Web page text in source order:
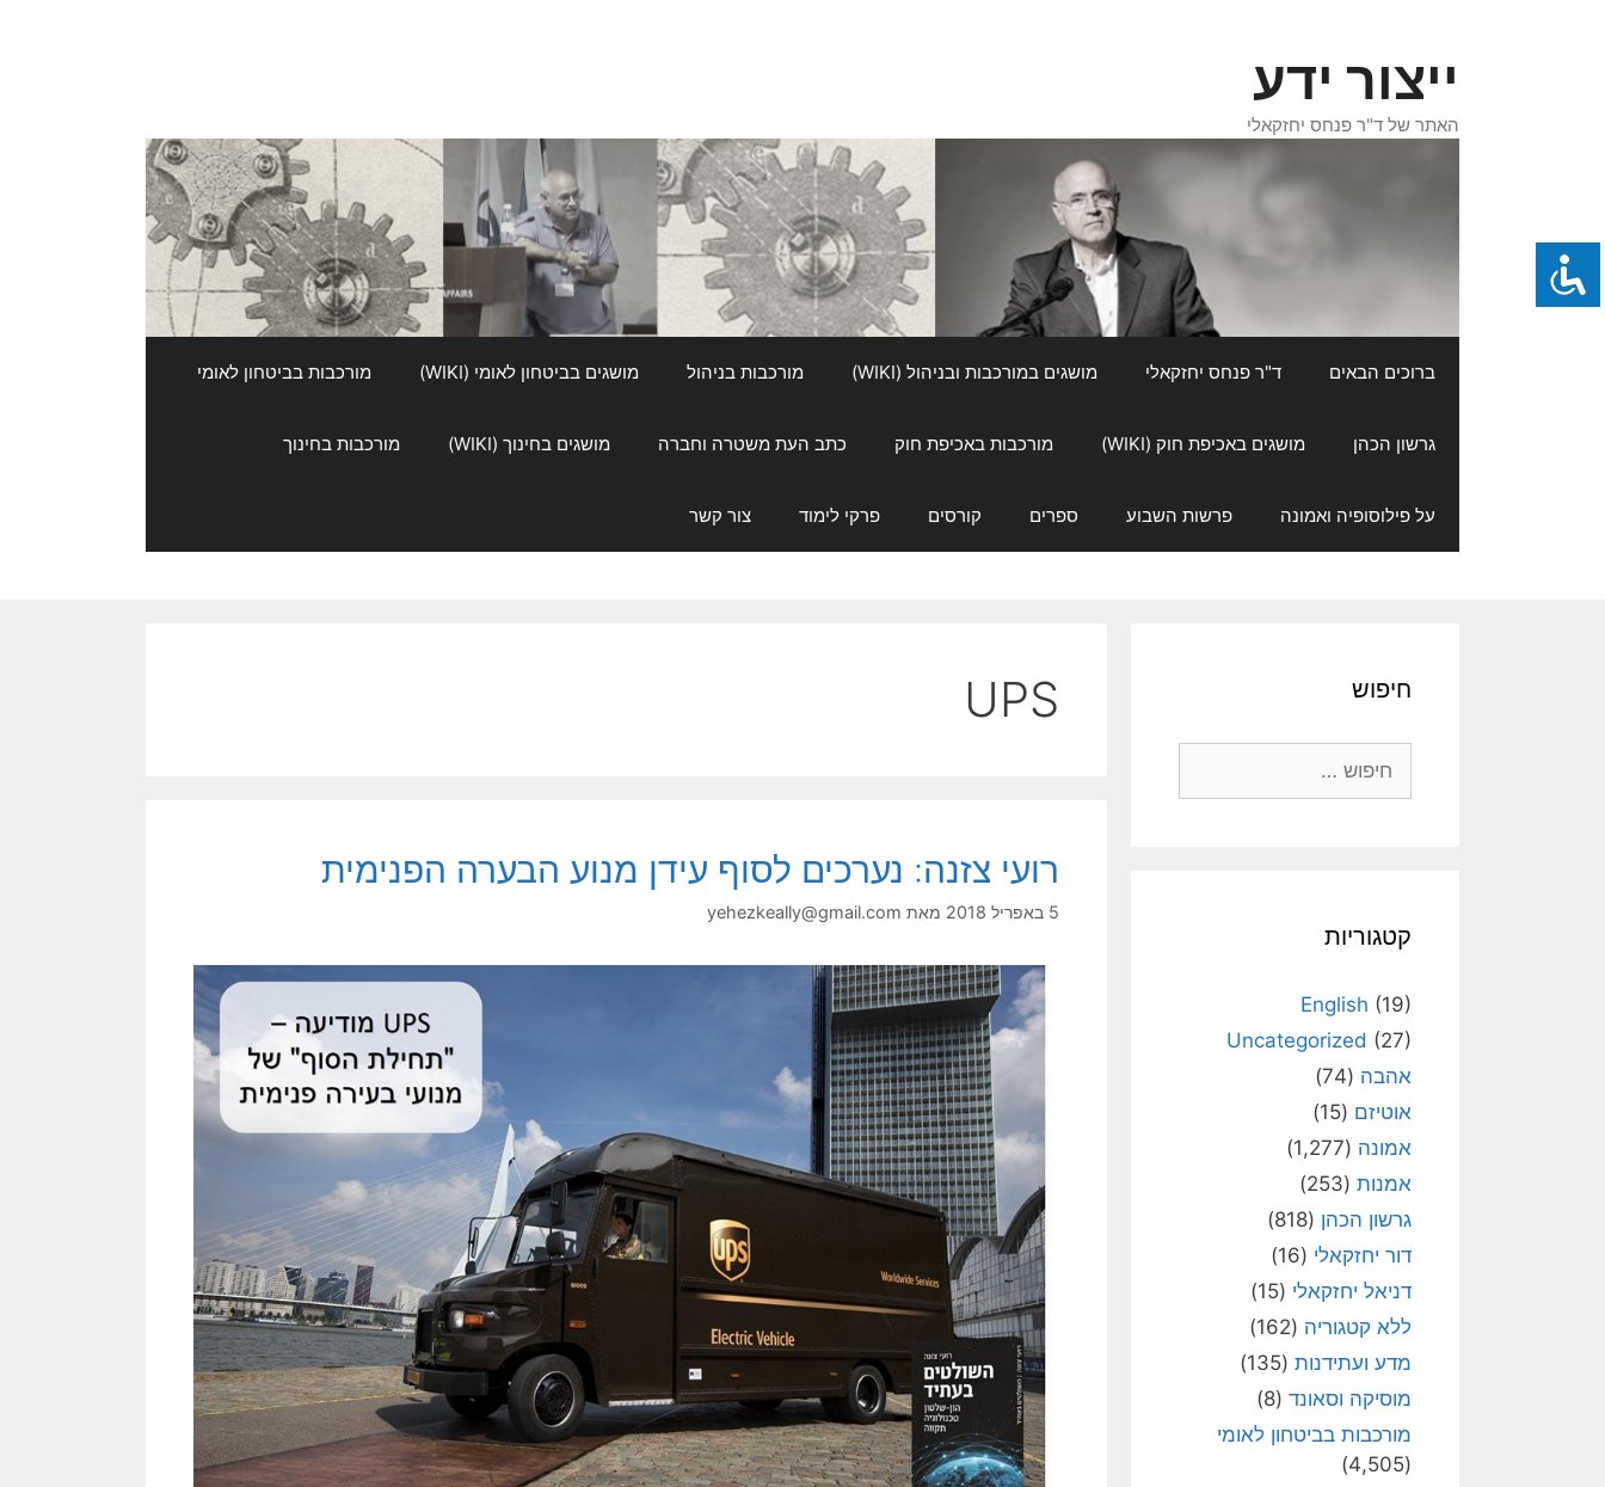
ייצור ידע
האתר של ד"ר פנחס יחזקאלי
ברוכים הבאים ד"ר פנחס יחזקאלי מושגים במורכבות ובניהול (WIKI) מורכבות בניהול מושגים בביטחון לאומי (WIKI) מורכבות בביטחון לאומי
גרשון הכהן מושגים באכיפת חוק (WIKI) מורכבות באכיפת חוק כתב העת משטרה וחברה מושגים בחינוך (WIKI) מורכבות בחינוך
על פילוסופיה ואמונה פרשות השבוע ספרים קורסים פרקי לימוד צור קשר
UPS
רועי צזנה: נערכים לסוף עידן מנוע הבערה הפנימית
5 באפריל 2018 מאת yehezkeally@gmail.com
חיפוש
קטגוריות
English (19)
Uncategorized (27)
אהבה (74)
אוטיזם (15)
אמונה (1,277)
אמנות (253)
גרשון הכהן (818)
דור יחזקאלי (16)
דניאל יחזקאלי (15)
ללא קטגוריה (162)
מדע ועתידנות (135)
מוסיקה וסאונד (8)
מורכבות בביטחון לאומי
(4,505)